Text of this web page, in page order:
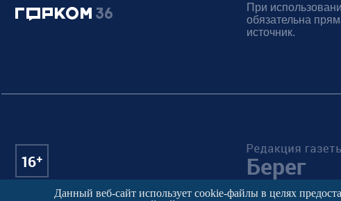
При
обязательна
источник.
Данный веб-сайт использует cookie-файлы в целях